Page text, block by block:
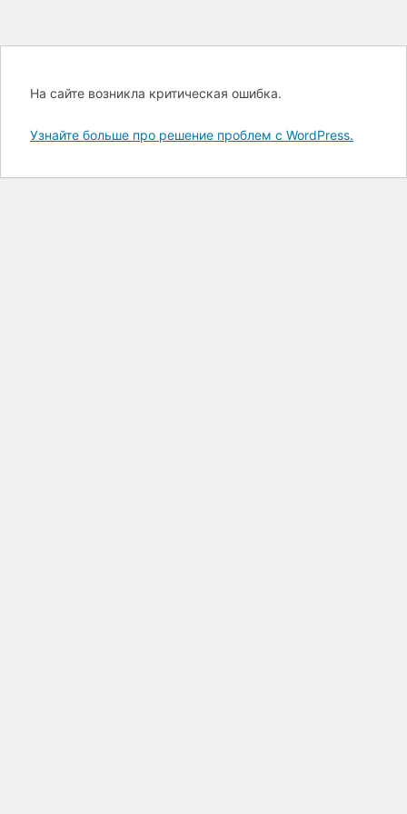
На сайте возникла критическая ошибка.
Узнайте больше про решение проблем с WordPress.